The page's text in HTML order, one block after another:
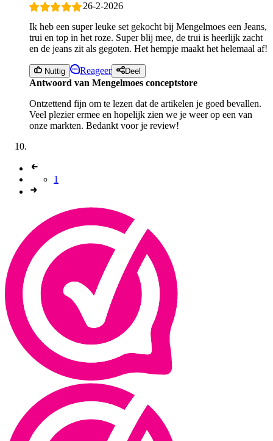
26-2-2026
Ik heb een super leuke set gekocht bij Mengelmoes een Jeans,
trui en top in het roze. Super blij mee, de trui is heerlijk zacht
en de jeans zit als gegoten. Het hempje maakt het helemaal af!
Nuttig Reageer Deel
Antwoord van Mengelmoes conceptstore
Ontzettend fijn om te lezen dat de artikelen je goed bevallen.
Veel plezier ermee en hopelijk zien we je weer op een van
onze markten. Bedankt voor je review!
1